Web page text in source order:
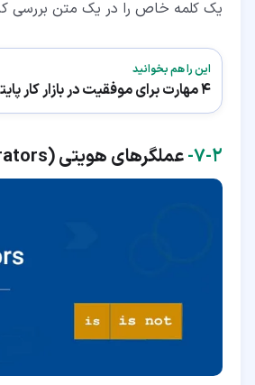
یک کلمه خاص را در یک متن بررسی
این را هم بخوانید
4 مهارت برای موفقیت در بازار کار پایتون
۲‏-‏۷‏- عملگرهای هویتی (